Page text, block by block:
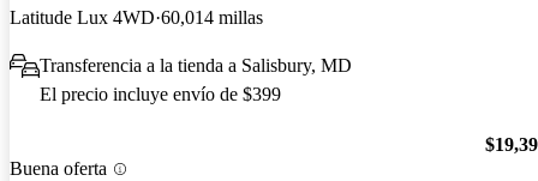
Latitude Lux 4WD 60,014 millas
Transferencia a la tienda a Salisbury, MD
El precio incluye envío de $399
Buena oferta